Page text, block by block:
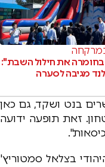
בחומרה את חילול השבת":
מגיבה לסערה
בנט ושקד, גם כאן
זאת תופעה ידועה
בצלאל סמטוריץ'